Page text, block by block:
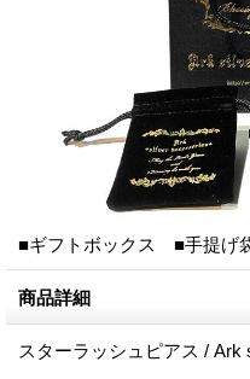
■ギフトボックス ■手提げ
商品詳細
スターラッシュピアス / Ark